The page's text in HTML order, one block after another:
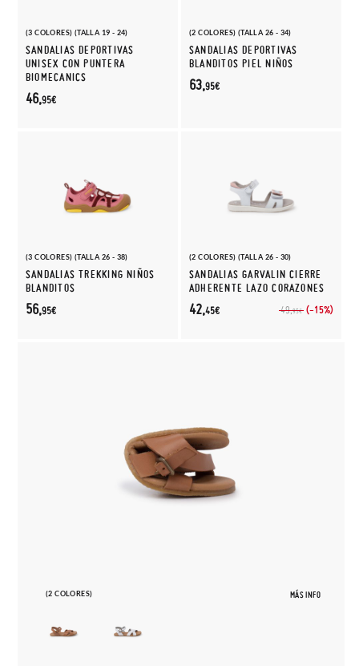
(3 COLORES) (TALLA 19 - 24)
SANDALIAS DEPORTIVAS
UNISEX CON PUNTERA
BIOMECANICS
46,95€
(2 COLORES) (TALLA 26 - 34)
SANDALIAS DEPORTIVAS
BLANDITOS PIEL NIÑOS
63,95€
(3 COLORES) (TALLA 26 - 38)
SANDALIAS TREKKING NIÑOS
BLANDITOS
56,95€
(2 COLORES) (TALLA 26 - 30)
SANDALIAS GARVALIN CIERRE
ADHERENTE LAZO CORAZONES
49,95€ (-15%)
42,45€
(2 COLORES) MÁS INFO